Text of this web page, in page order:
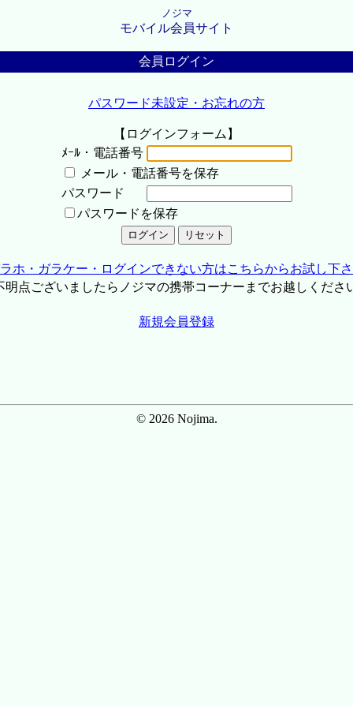
ノジマ
モバイル会員サイト
会員ログイン
パスワード未設定・お忘れの方
【ログインフォーム】
ﾒｰﾙ・電話番号
メール・電話番号を保存
パスワード
パスワードを保存
ホ・ガラケー・ログインできない方はこちらからお試し下
点ございましたらノジマの携帯コーナーまでお越しくださ
新規会員登録
© 2026 Nojima.